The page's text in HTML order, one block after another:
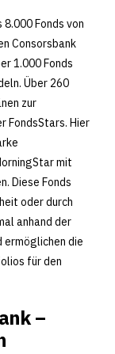
Fonds von
Consorsbank
1.000 Fonds
Über 260
zur
FondsStars. Hier
mit
Diese Fonds
oder durch
anhand der
ermöglichen die
für den
–